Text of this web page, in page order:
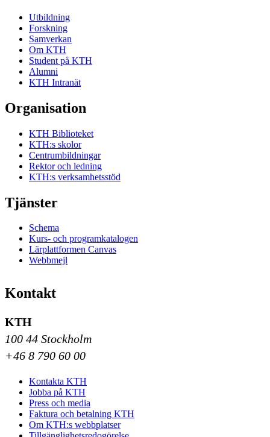
Utbildning
Forskning
Samverkan
Om KTH
Student på KTH
Alumni
KTH Intranät
Organisation
KTH Biblioteket
KTH:s skolor
Centrumbildningar
Rektor och ledning
KTH:s verksamhetsstöd
Tjänster
Schema
Kurs- och programkatalogen
Lärplattformen Canvas
Webbmejl
Kontakt
KTH
100 44 Stockholm
+46 8 790 60 00
Kontakta KTH
Jobba på KTH
Press och media
Faktura och betalning KTH
Om KTH:s webbplatser